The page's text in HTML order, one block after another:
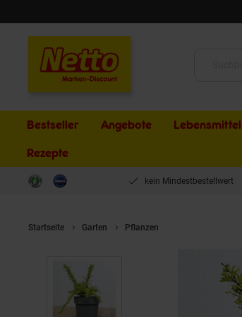
Bestseller Angebote Lebensmittel
Rezepte
kein Mindestbestellwert
Startseite Garten Pflanzen